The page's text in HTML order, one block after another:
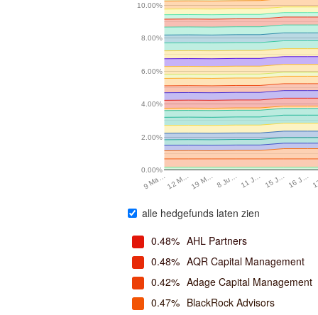
9 Ma…12 M…19 M… 8 Ju… 11 J… 15 J… 16 J…
0.00%
2.00%
4.00%
6.00%
8.00%
10.00%
alle hedgefunds laten zien
0.48% AHL Partners
0.48% AQR Capital Management
0.42% Adage Capital Management
0.47% BlackRock Advisors